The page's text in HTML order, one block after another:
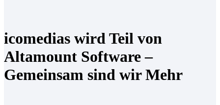
icomedias wird Teil von
Altamount Software –
Gemeinsam sind wir Mehr